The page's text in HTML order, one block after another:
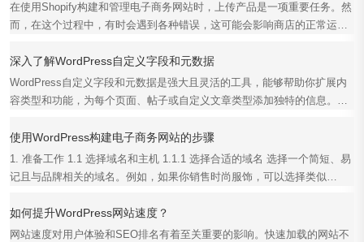
在使用Shopify构建和管理电子商务网站时，上传产品是一项重要任务。然
而，在这个过程中，有时会遇到各种错误，这可能会影响商店的正常运
深入了解WordPress自定义字段和元数据
WordPress自定义字段和元数据是强大且灵活的工具，能够帮助你扩展内
容类型和功能，为每个页面、帖子或自定义文章类型添加独特的信息。本
使用WordPress构建电子商务网站的步骤
1. 准备工作 1.1 选择域名和主机 1.1.1 选择合适的域名 选择一个简短、易
记且与品牌相关的域名。例如，如果你销售时尚服饰，可以选择类似
如何提升WordPress网站速度？
网站速度对用户体验和SEO排名有着至关重要的影响。快速加载的网站不